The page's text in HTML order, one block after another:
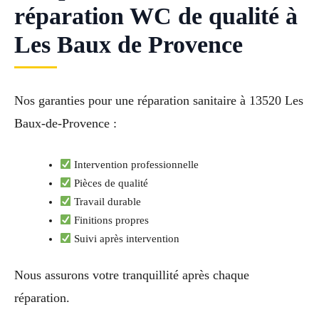
réparation WC de qualité à
Les Baux de Provence
Nos garanties pour une réparation sanitaire à 13520 Les
Baux-de-Provence :
Intervention professionnelle
Pièces de qualité
Travail durable
Finitions propres
Suivi après intervention
Nous assurons votre tranquillité après chaque
réparation.